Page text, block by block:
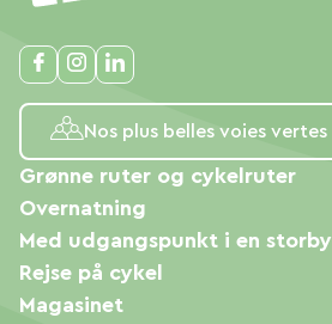
Nos plus belles voies vertes
Grønne ruter og cykelruter
Overnatning
Med udgangspunkt i en storby
Rejse på cykel
Magasinet